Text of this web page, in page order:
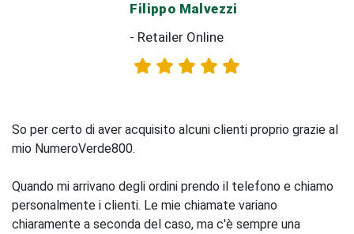
Filippo Malvezzi
- Retailer Online
So per certo di aver acquisito alcuni clienti proprio grazie al
mio NumeroVerde800.
Quando mi arrivano degli ordini prendo il telefono e chiamo
personalmente i clienti. Le mie chiamate variano
chiaramente a seconda del caso, ma c'è sempre una